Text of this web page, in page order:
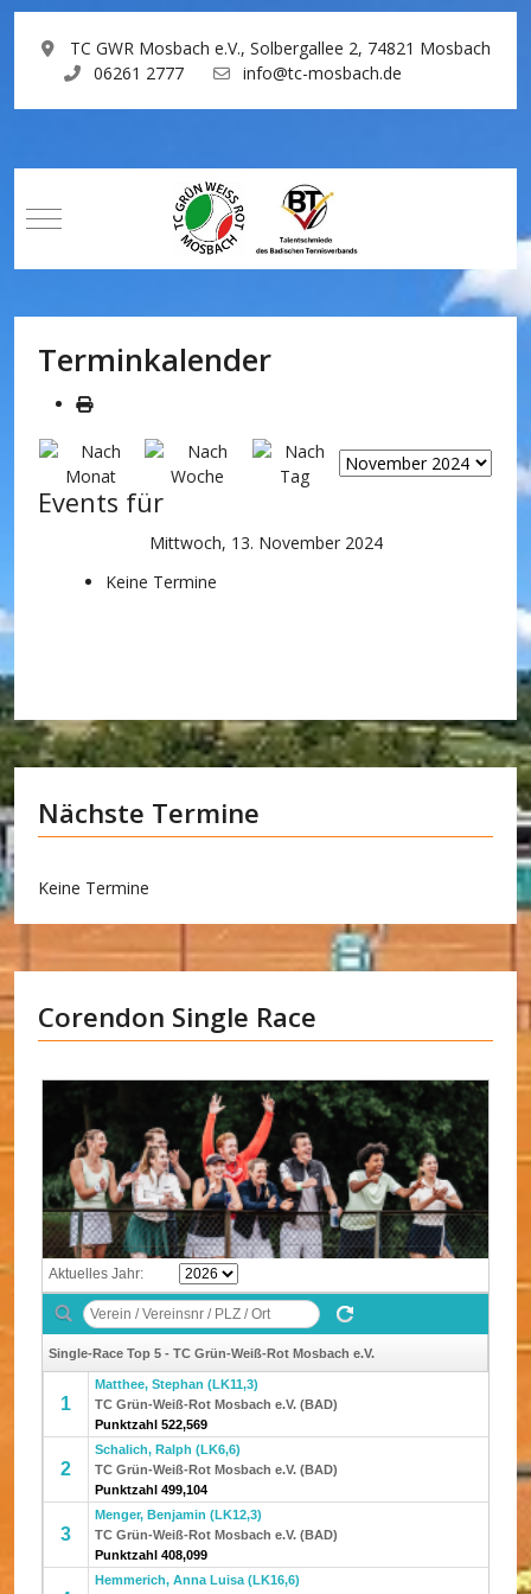
TC GWR Mosbach e.V., Solbergallee 2, 74821 Mosbach
06261 2777
info@tc-mosbach.de
Mobile Menu Toggle
Terminkalender
Events für
Mittwoch, 13. November 2024
Keine Termine
Nächste Termine
Keine Termine
Corendon Single Race